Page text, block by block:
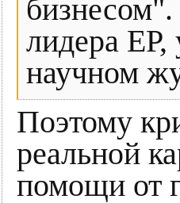
бизнесом".
лидера ЕР,
научном
Поэтому
реальной
помощи от